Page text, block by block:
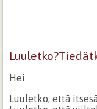
Hei
Luuletko, että